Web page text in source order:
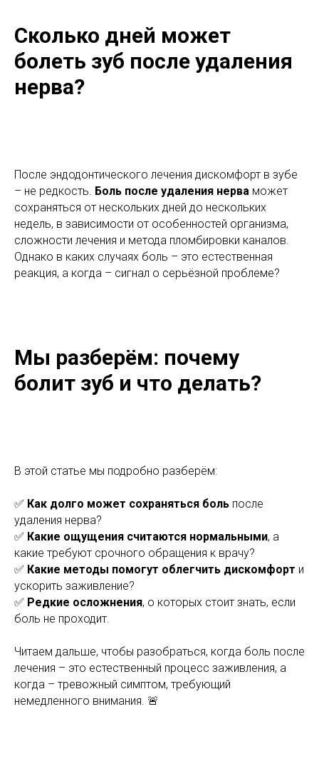
Сколько дней может
болеть зуб после удаления
нерва?
После эндодонтического лечения дискомфорт в зубе
– не редкость. Боль после удаления нерва может
сохраняться от нескольких дней до нескольких
недель, в зависимости от особенностей организма,
сложности лечения и метода пломбировки каналов.
Однако в каких случаях боль – это естественная
реакция, а когда – сигнал о серьёзной проблеме?
Мы разберём: почему
болит зуб и что делать?
В этой статье мы подробно разберём:
✅ Как долго может сохраняться боль после
удаления нерва?
✅ Какие ощущения считаются нормальными, а
какие требуют срочного обращения к врачу?
✅ Какие методы помогут облегчить дискомфорт и
ускорить заживление?
✅ Редкие осложнения, о которых стоит знать, если
боль не проходит.
Читаем дальше, чтобы разобраться, когда боль после
лечения – это естественный процесс заживления, а
когда – тревожный симптом, требующий
немедленного внимания. 🚨